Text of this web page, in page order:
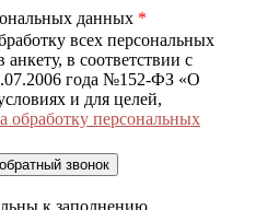
данных *
всех персональных
в соответствии с
года №152-ФЗ «О
и для целей,
обработку персональных
к заполнению